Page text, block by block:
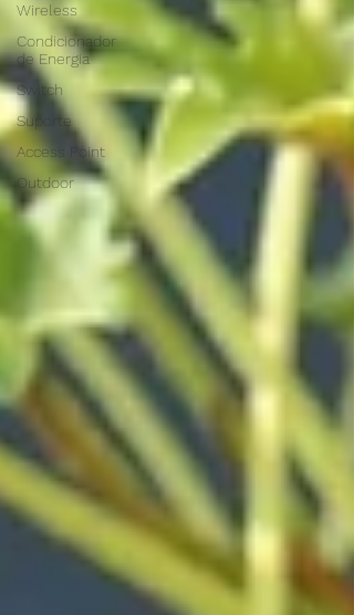
Wireless
Condicionador
de Energia
Switch
Suporte
Access Point
Outdoor